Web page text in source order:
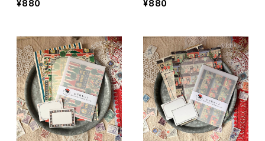
¥880
¥880